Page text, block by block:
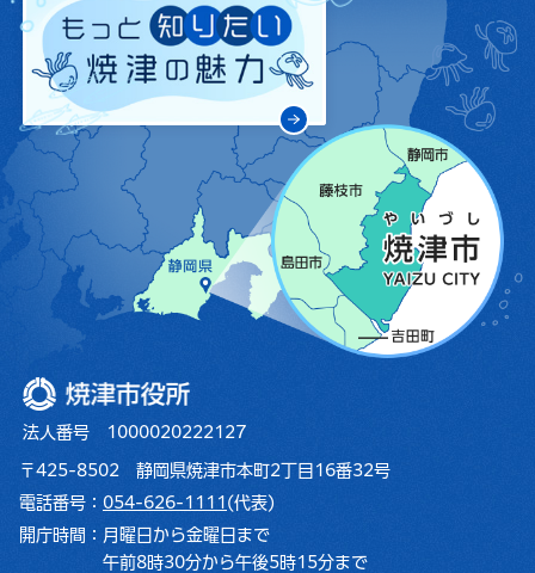
焼津市役所
法人番号 1000020222127
〒425-8502 静岡県焼津市本町2丁目16番32号
電話番号： 054-626-1111 (代表)
開庁時間： 月曜日から金曜日まで
午前8時30分から午後5時15分まで